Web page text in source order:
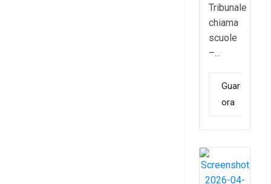
Tribunale
chiama
scuole
–...
Guarda
ora